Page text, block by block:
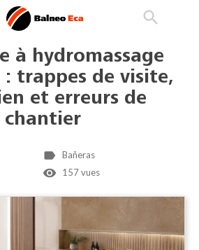
search
à hydromassage
: trappes de visite,
et erreurs de
chantier
label Bañeras
remove_red_eye 157 vues